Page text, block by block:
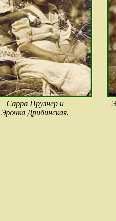
Сарра Прузнер и
Эрочка Дрибинская.